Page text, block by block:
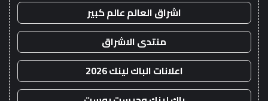
اشراق العالم عالم كبير
منتدى الاشراق
اعلانات الباك لينك 2026